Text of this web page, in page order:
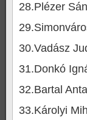
28.Plézer
30.Vadász
31.Donkó
32.Bartal
33.Károlyi